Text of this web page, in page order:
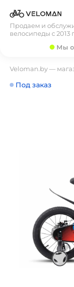
Продаем и
велосипеды с 2013
Мы
Veloman.by —
Под заказ